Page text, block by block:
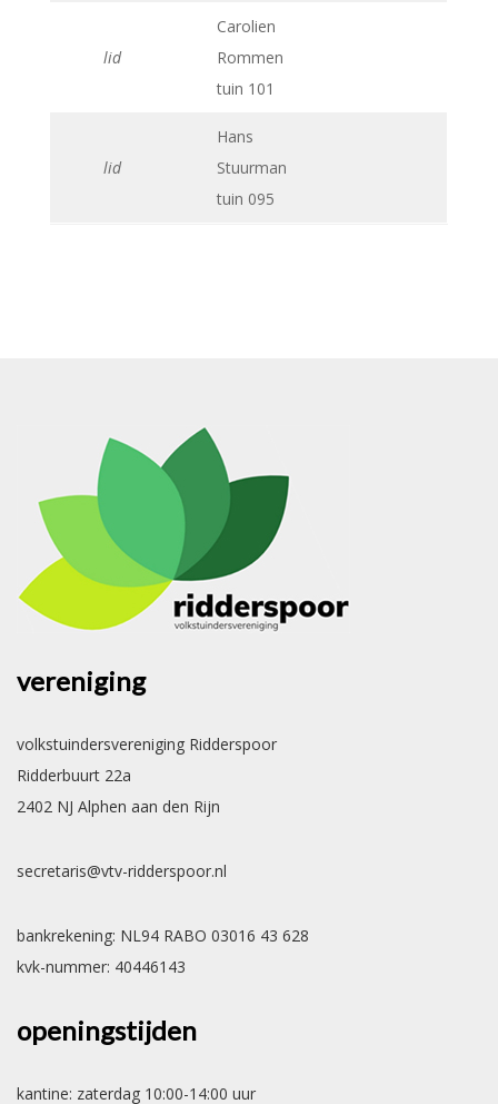
lid
Carolien
Rommen
tuin 101
lid
Hans
Stuurman
tuin 095
vereniging
volkstuindersvereniging Ridderspoor
Ridderbuurt 22a
2402 NJ Alphen aan den Rijn
secretaris@vtv-ridderspoor.nl
bankrekening: NL94 RABO 03016 43 628
kvk-nummer: 40446143
openingstijden
kantine: zaterdag 10:00-14:00 uur